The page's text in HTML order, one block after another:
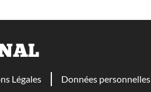
Légales Données personnelles